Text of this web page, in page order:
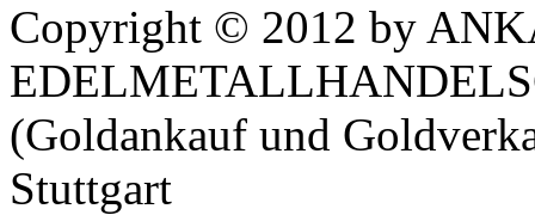
Copyright © 2012 by
(Goldankauf und
Stuttgart